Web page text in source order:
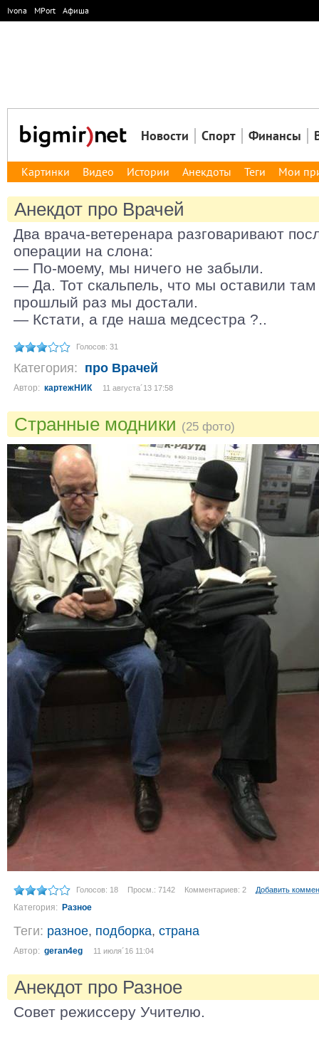
Ivona MPort Афиша
Новости Спорт Финансы
Картинки Видео Истории Анекдоты Теги Мои
Анекдот про Врачей
Два врача-ветеренара разговаривают
операции на слона:
— По-моему, мы ничего не забыли.
— Да. Тот скальпель, что мы оставили там
прошлый раз мы достали.
— Кстати, а где наша медсестра ?..
Голосов: 31
Категория: про Врачей
Автор: картежНИК 11 августа´13 17:58
Странные модники (25 фото)
Голосов: 18 Просм.: 7142 Комментариев: 2 Добавить
Категория: Разное
Теги: разное, подборка, страна
Автор: geran4eg 11 июля´16 11:04
Анекдот про Разное
Совет режиссеру Учителю.